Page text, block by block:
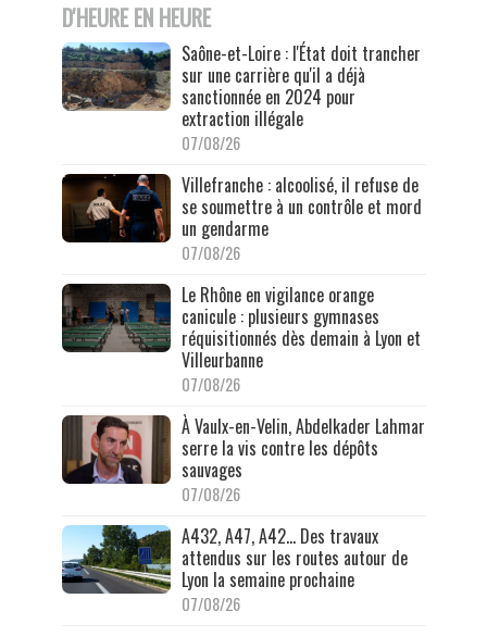
D'HEURE EN HEURE
Saône-et-Loire : l'État doit trancher
sur une carrière qu'il a déjà
sanctionnée en 2024 pour
extraction illégale
07/08/26
Villefranche : alcoolisé, il refuse de
se soumettre à un contrôle et mord
un gendarme
07/08/26
Le Rhône en vigilance orange
canicule : plusieurs gymnases
réquisitionnés dès demain à Lyon et
Villeurbanne
07/08/26
À Vaulx-en-Velin, Abdelkader Lahmar
serre la vis contre les dépôts
sauvages
07/08/26
A432, A47, A42… Des travaux
attendus sur les routes autour de
Lyon la semaine prochaine
07/08/26